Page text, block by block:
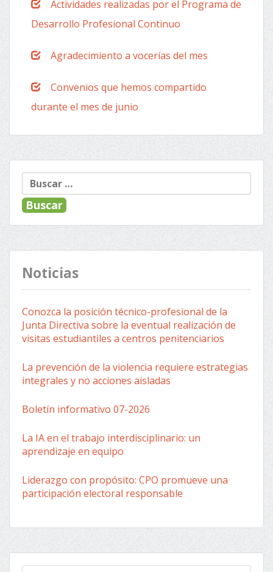
Actividades realizadas por el Programa de
Desarrollo Profesional Continuo
Agradecimiento a vocerías del mes
Convenios que hemos compartido
durante el mes de junio
Buscar:
Noticias
Conozca la posición técnico-profesional de la
Junta Directiva sobre la eventual realización de
visitas estudiantiles a centros penitenciarios
La prevención de la violencia requiere estrategias
integrales y no acciones aisladas
Boletín informativo 07-2026
La IA en el trabajo interdisciplinario: un
aprendizaje en equipo
Liderazgo con propósito: CPO promueve una
participación electoral responsable